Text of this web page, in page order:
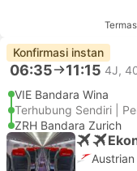
Konfirmasi instan
06:35 11:15 4J,
VIE Bandara Wina
Terhubung Sendiri |
ZRH Bandara Zurich